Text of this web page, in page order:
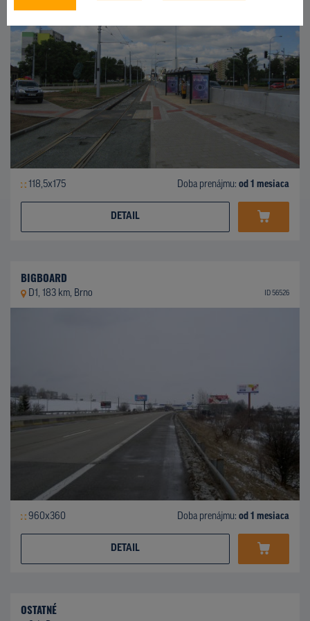
118,5x175 Doba prenájmu: od 1 mesiaca
DETAIL
BIGBOARD
D1, 183 km, Brno ID 56526
960x360 Doba prenájmu: od 1 mesiaca
DETAIL
OSTATNÉ